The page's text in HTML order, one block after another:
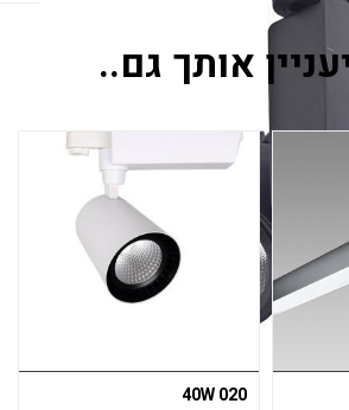
אותך גם..
020 40W